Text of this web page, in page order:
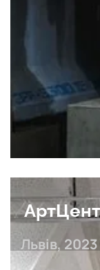
Львів, 2023